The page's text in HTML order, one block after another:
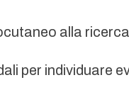
alla
per individuare